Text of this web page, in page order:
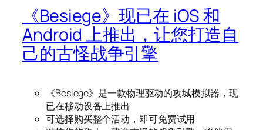
《Besiege》现已在 iOS 和
Android 上推出，让您打造自
己的古怪战争引擎
《Besiege》是一款物理驱动的攻城模拟器，现
已在移动设备上推出
可选择购买整个活动，即可免费试用